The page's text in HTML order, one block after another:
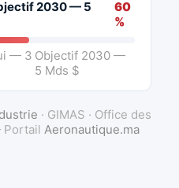
2030 — 5
60
%
— 3 Objectif 2030 —
5 Mds $
· GIMAS · Office des
Portail Aeronautique.ma